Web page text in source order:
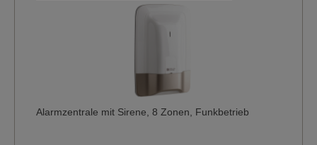
Alarmzentrale mit Sirene, 8 Zonen, Funkbetrieb